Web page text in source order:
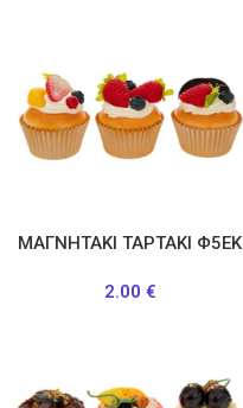
ΜΑΓΝΗΤΑΚΙ ΤΑΡΤΑΚΙ Φ5ΕΚ
2.00 €